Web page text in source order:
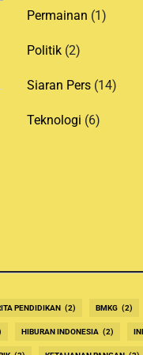
Permainan (1)
Politik (2)
Siaran Pers (14)
Teknologi (6)
PENDIDIKAN (2) BMKG (2)
HIBURAN INDONESIA (2)